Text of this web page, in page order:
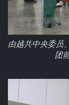
由越共中央委员
团